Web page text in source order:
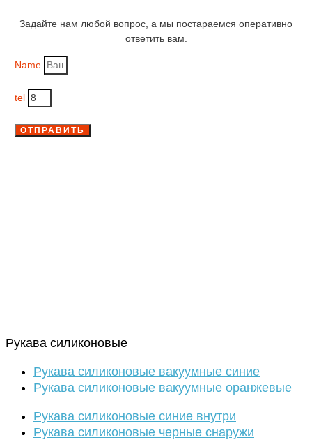
Задайте нам любой вопрос, а мы постараемся оперативно
ответить вам.
Name
tel
ОТПРАВИТЬ
Рукава силиконовые
Рукава силиконовые вакуумные синие
Рукава силиконовые вакуумные оранжевые
Рукава силиконовые синие внутри
Рукава силиконовые черные снаружи